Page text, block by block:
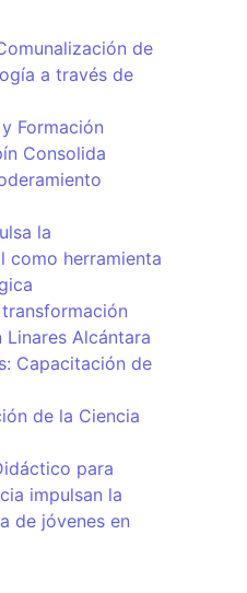
de
a través de
Formación
Consolida
la
como herramienta
Alcántara
Capacitación de
de la Ciencia
para
impulsan la
de jóvenes en